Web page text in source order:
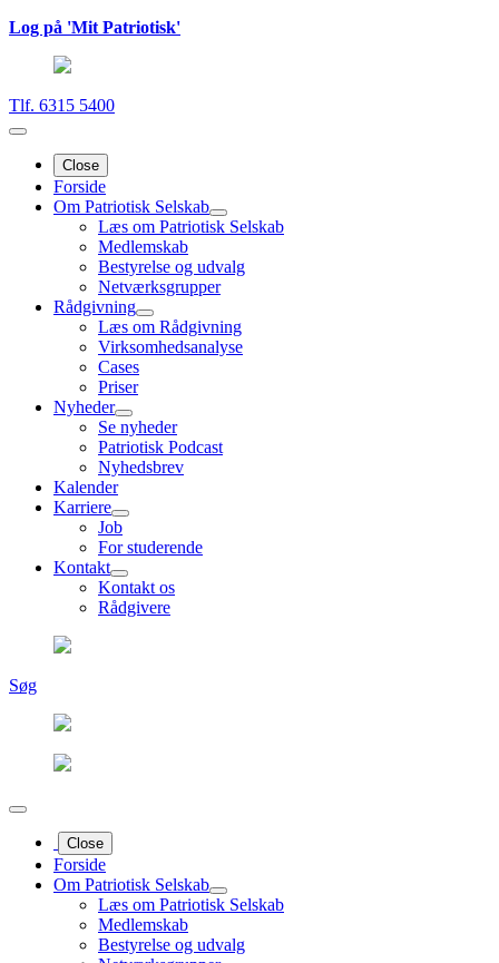
Log på 'Mit Patriotisk'
Tlf. 6315 5400
Close
Forside
Om Patriotisk Selskab
Læs om Patriotisk Selskab
Medlemskab
Bestyrelse og udvalg
Netværksgrupper
Rådgivning
Læs om Rådgivning
Virksomhedsanalyse
Cases
Priser
Nyheder
Se nyheder
Patriotisk Podcast
Nyhedsbrev
Kalender
Karriere
Job
For studerende
Kontakt
Kontakt os
Rådgivere
Søg
Close
Forside
Om Patriotisk Selskab
Læs om Patriotisk Selskab
Medlemskab
Bestyrelse og udvalg